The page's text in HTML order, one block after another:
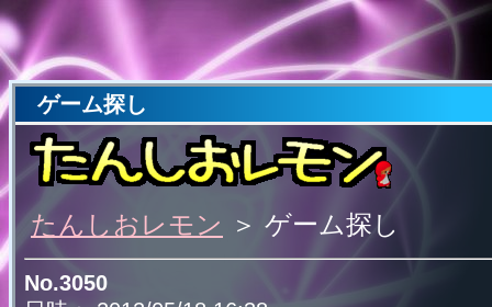
ゲーム探し
たんしおレモン ＞ ゲーム探し
No.3050